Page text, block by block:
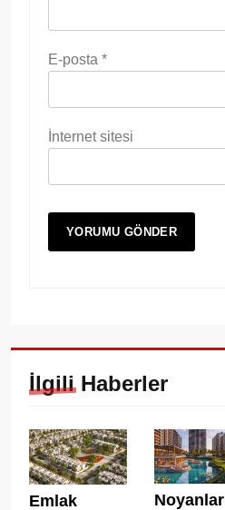
E-posta *
İnternet sitesi
İlgili Haberler
Emlak
Noyanlar